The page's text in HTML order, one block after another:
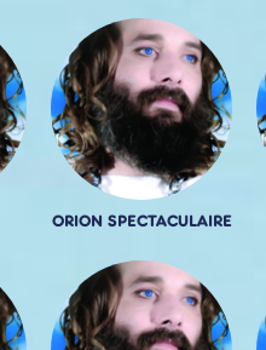
ORION SPECTACULAIRE